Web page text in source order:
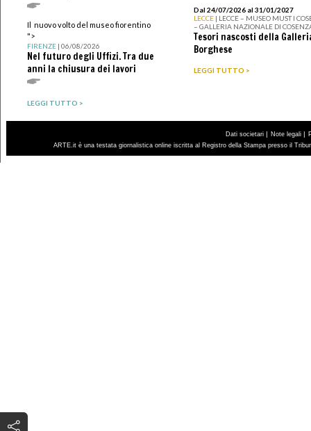
Il nuovo volto del museo fiorentino
">
FIRENZE| 06/08/2026
Nel futuro degli Uffizi. Tra due
anni la chiusura dei lavori
LEGGI TUTTO >
Dal 24/07/2026 al 31/01/2027
LECCE | LECCE – MUSEO MUST I
– GALLERIA NAZIONALE DI
Tesori nascosti della
Borghese
LEGGI TUTTO >
Dati societari | Note legali |
ARTE.it è una testata giornalistica online iscritta al Registro della Stampa presso il